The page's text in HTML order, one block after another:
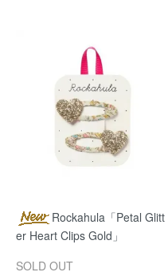
Rockahula「Petal Glitt
er Heart Clips Gold」
SOLD OUT